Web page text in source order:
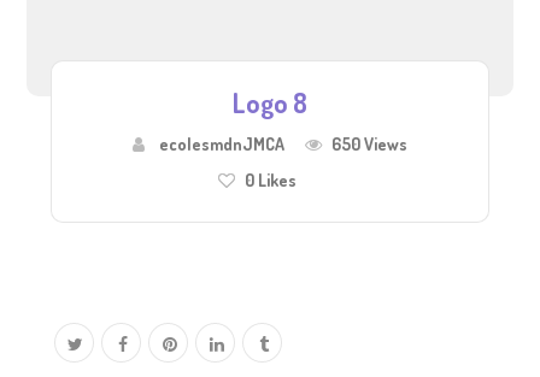
Logo 8
ecolesmdnJMCA
650 Views
0Likes